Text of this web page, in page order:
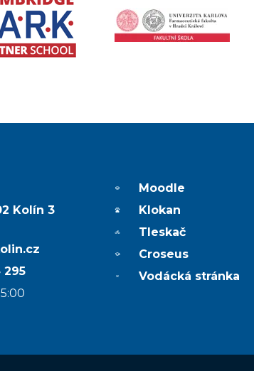
Kolín 3
295
Moodle
Klokan
Tleskač
Croseus
Vodácká stránka